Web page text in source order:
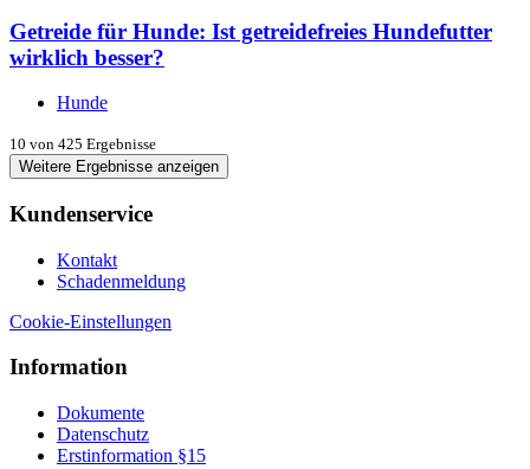
Getreide für Hunde: Ist getreidefreies Hundefutter
wirklich besser?
Hunde
10 von 425 Ergebnisse
Weitere Ergebnisse anzeigen
Kundenservice
Kontakt
Schadenmeldung
Cookie-Einstellungen
Information
Dokumente
Datenschutz
Erstinformation §15